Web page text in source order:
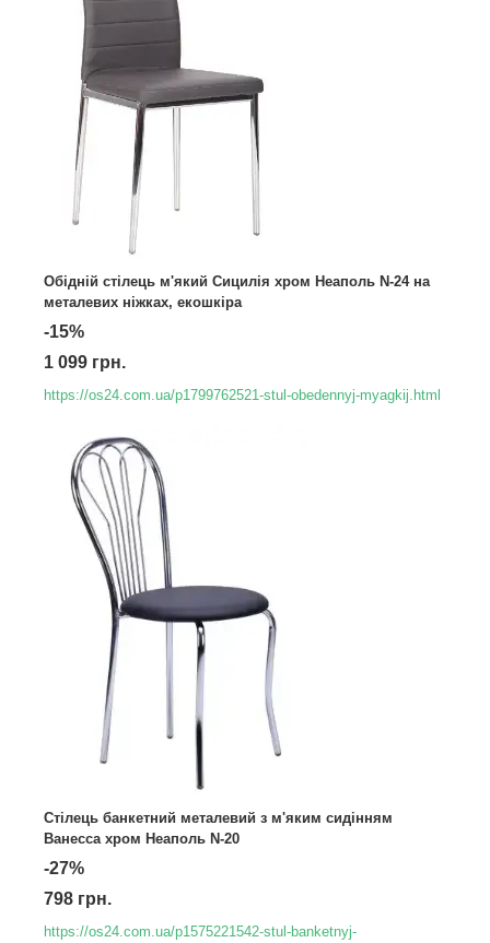
Обідній стілець м'який Сицилія хром Неаполь N-24 на
металевих ніжках, екошкіра
-15%
1 099 грн.
https://os24.com.ua/p1799762521-stul-obedennyj-myagkij.html
Стілець банкетний металевий з м'яким сидінням
Ванесса хром Неаполь N-20
-27%
798 грн.
https://os24.com.ua/p1575221542-stul-banketnyj-